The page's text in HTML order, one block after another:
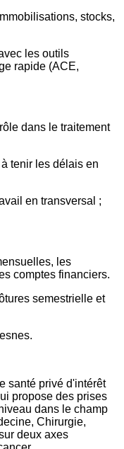
stocks,
les outils
rapide (ACE,
dans le traitement
tenir les délais en
en transversal ;
les
comptes financiers.
semestrielle et
santé privé d'intérêt
propose des prises
dans le champ
Chirurgie,
deux axes